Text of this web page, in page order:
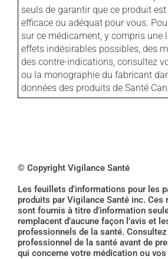
seuls de garantir que ce produit
efficace ou adéquat pour vous.
sur ce médicament, y compris une
effets indésirables possibles, des
des contre-indications, consultez
ou la monographie du fabricant
données des produits de Santé
© Copyright Vigilance Santé
Les feuillets d'informations pour les
produits par Vigilance Santé inc. Ces
sont fournis à titre d’information
remplacent d’aucune façon l’avis et
professionnels de la santé.
professionnel de la santé avant de
qui concerne votre médication ou